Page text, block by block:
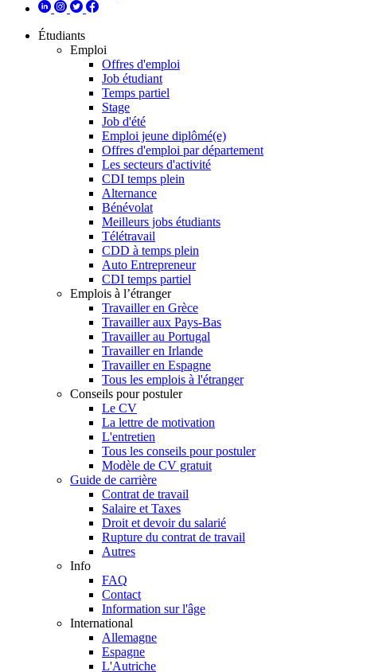
Étudiants
Emploi
Offres d'emploi
Job étudiant
Temps partiel
Stage
Job d'été
Emploi jeune diplômé(e)
Offres d'emploi par département
Les secteurs d'activité
CDI temps plein
Alternance
Bénévolat
Meilleurs jobs étudiants
Télétravail
CDD à temps plein
Auto Entrepreneur
CDI temps partiel
Emplois à l’étranger
Travailler en Grèce
Travailler aux Pays-Bas
Travailler au Portugal
Travailler en Irlande
Travailler en Espagne
Tous les emplois à l'étranger
Conseils pour postuler
Le CV
La lettre de motivation
L'entretien
Tous les conseils pour postuler
Modèle de CV gratuit
Guide de carrière
Contrat de travail
Salaire et Taxes
Droit et devoir du salarié
Rupture du contrat de travail
Autres
Info
FAQ
Contact
Information sur l'âge
International
Allemagne
Espagne
L'Autriche